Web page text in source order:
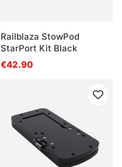
Railblaza StowPod
StarPort Kit Black
€42.90